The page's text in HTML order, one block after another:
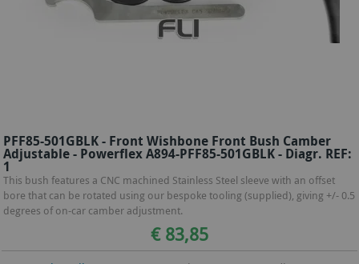
PFF85-501GBLK - Front Wishbone Front Bush Camber
Adjustable - Powerflex A894-PFF85-501GBLK - Diagr. REF:
1
This bush features a CNC machined Stainless Steel sleeve with an offset
bore that can be rotated using our bespoke tooling (supplied), giving +/- 0.5
degrees of on-car camber adjustment.
€ 83,85